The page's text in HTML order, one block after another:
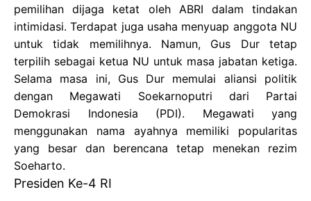
pemilihan dijaga ketat oleh ABRI dalam tindakan
intimidasi. Terdapat juga usaha menyuap anggota NU
untuk tidak memilihnya. Namun, Gus Dur tetap
terpilih sebagai ketua NU untuk masa jabatan ketiga.
Selama masa ini, Gus Dur memulai aliansi politik
dengan Megawati Soekarnoputri dari Partai
Demokrasi Indonesia (PDI). Megawati yang
menggunakan nama ayahnya memiliki popularitas
yang besar dan berencana tetap menekan rezim
Soeharto.
Presiden Ke-4 RI